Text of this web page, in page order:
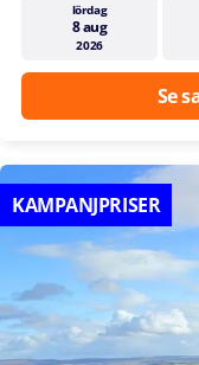
lördag
8 aug
2026
Se
KAMPANJPRISER